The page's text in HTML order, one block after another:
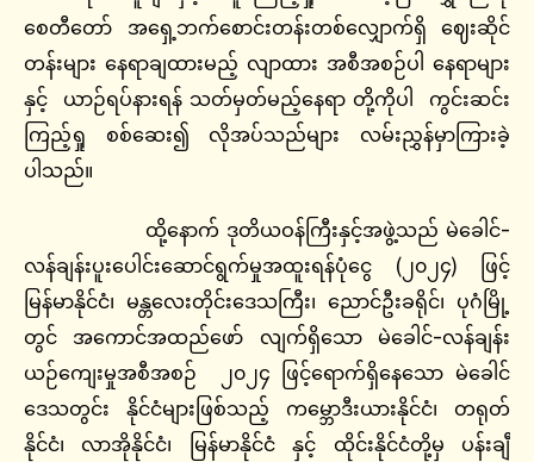
စေတီတော် အရှေ့ဘက်စောင်းတန်းတစ်လျှောက်ရှိ ဈေးဆိုင်
တန်းများ နေရာချထားမည့် လျာထား အစီအစဉ်ပါ နေရာများ
နှင့် ယာဉ်ရပ်နားရန် သတ်မှတ်မည့်နေရာ တို့ကိုပါ ကွင်းဆင်း
ကြည့်ရှု စစ်ဆေး၍ လိုအပ်သည်များ လမ်းညွှန်မှာကြားခဲ့
ပါသည်။
ထို့နောက် ဒုတိယဝန်ကြီးနှင့်အဖွဲ့သည် မဲခေါင်-
လန်ချန်းပူးပေါင်းဆောင်ရွက်မှုအထူးရန်ပုံငွေ (၂၀၂၄) ဖြင့်
မြန်မာနိုင်ငံ၊ မန္တလေးတိုင်းဒေသကြီး၊ ညောင်ဦးခရိုင်၊ ပုဂံမြို့
တွင် အကောင်အထည်ဖော် လျက်ရှိသော မဲခေါင်-လန်ချန်း
ယဉ်ကျေးမှုအစီအစဉ် ၂၀၂၄ ဖြင့်ရောက်ရှိနေသော မဲခေါင်
ဒေသတွင်း နိုင်ငံများဖြစ်သည့် ကမ္ဘောဒီးယားနိုင်ငံ၊ တရုတ်
နိုင်ငံ၊ လာအိုနိုင်ငံ၊ မြန်မာနိုင်ငံ နှင့် ထိုင်းနိုင်ငံတို့မှ ပန်းချီ